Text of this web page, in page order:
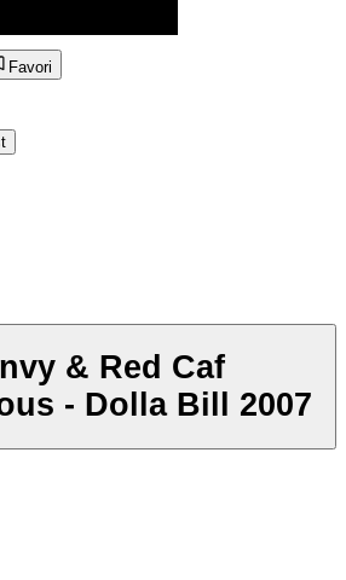
Favori
& Red Caf
- Dolla Bill 2007